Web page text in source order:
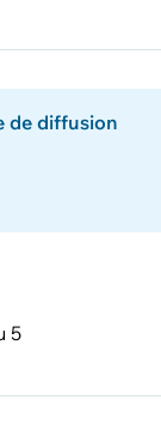
de diffusion
5